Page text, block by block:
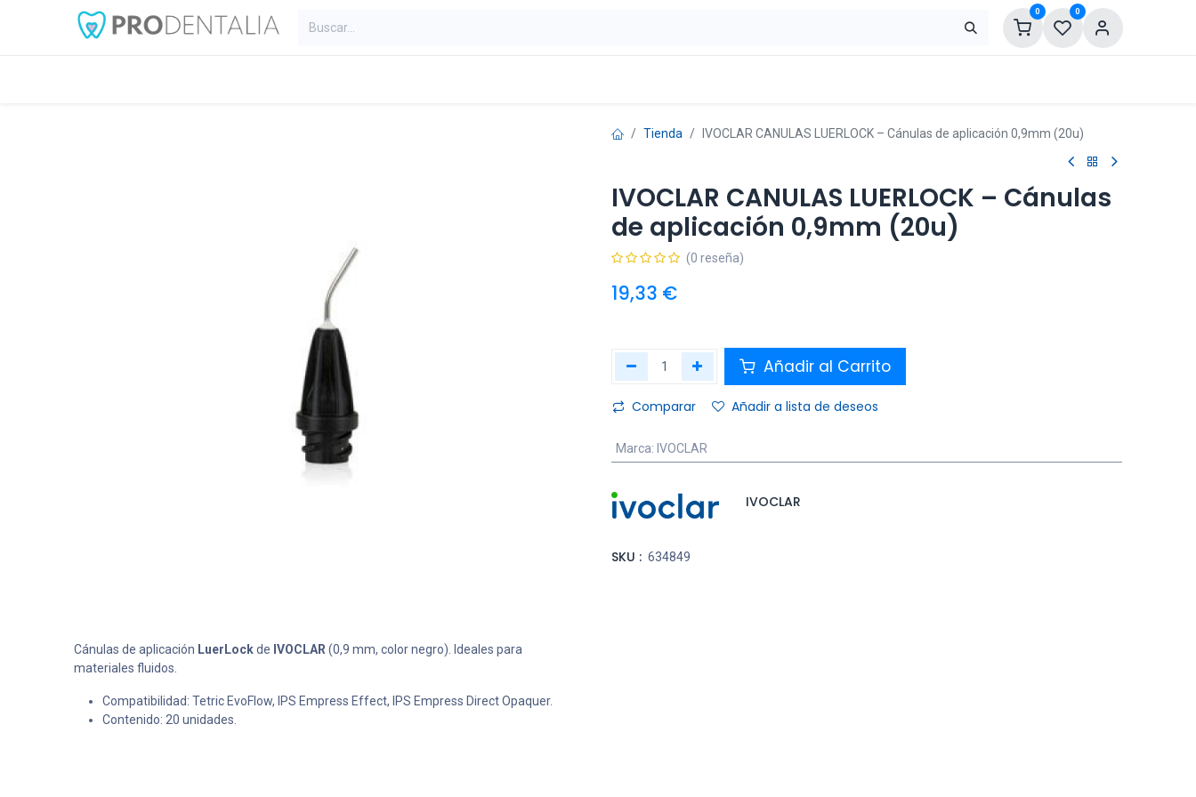
0 0
Cánulas de aplicación LuerLockde IVOCLAR (0,9 mm, color negro). Ideales para
materiales fluidos.
Compatibilidad: Tetric EvoFlow, IPS Empress Effect, IPS Empress Direct Opaquer.
Contenido: 20 unidades.
Tienda IVOCLAR CANULAS LUERLOCK – Cánulas de aplicación 0,9mm (20u)
IVOCLAR CANULAS LUERLOCK – Cánulas
de aplicación 0,9mm (20u)
(0 reseña)
19,33 €
Añadir al Carrito
Comparar Añadir a lista de deseos
Marca: IVOCLAR
IVOCLAR
SKU : 634849